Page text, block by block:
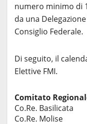
numero minimo di
da una
Consiglio Federale.
Di seguito, il
Elettive FMI.
Comitato
Co.Re. Basilicata
Co.Re. Molise